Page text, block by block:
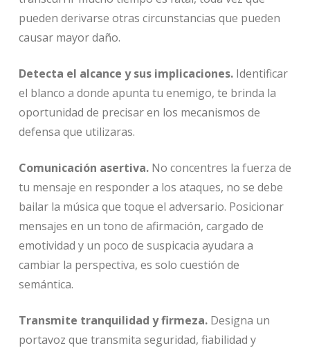
pueden derivarse otras circunstancias que pueden
causar mayor daño.
Detecta el alcance y sus implicaciones.Identificar
el blanco a donde apunta tu enemigo, te brinda la
oportunidad de precisar en los mecanismos de
defensa que utilizaras.
Comunicación asertiva.No concentres la fuerza de
tu mensaje en responder a los ataques, no se debe
bailar la música que toque el adversario. Posicionar
mensajes en un tono de afirmación, cargado de
emotividad y un poco de suspicacia ayudara a
cambiar la perspectiva, es solo cuestión de
semántica.
Transmite tranquilidad y firmeza. Designa un
portavoz que transmita seguridad, fiabilidad y